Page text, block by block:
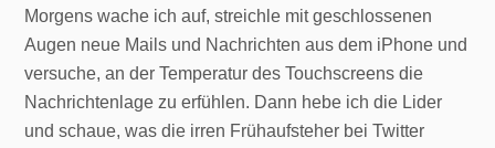
Morgens wache ich auf, streichle mit geschlossenen
Augen neue Mails und Nachrichten aus dem iPhone und
versuche, an der Temperatur des Touchscreens die
Nachrichtenlage zu erfühlen. Dann hebe ich die Lider
und schaue, was die irren Frühaufsteher bei Twitter